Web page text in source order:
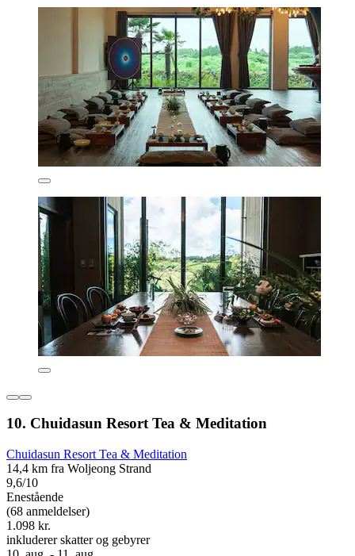
10. Chuidasun Resort Tea & Meditation
Chuidasun Resort Tea & Meditation
14,4 km fra Woljeong Strand
9,6/10
Enestående
(68 anmeldelser)
1.098 kr.
inkluderer skatter og gebyrer